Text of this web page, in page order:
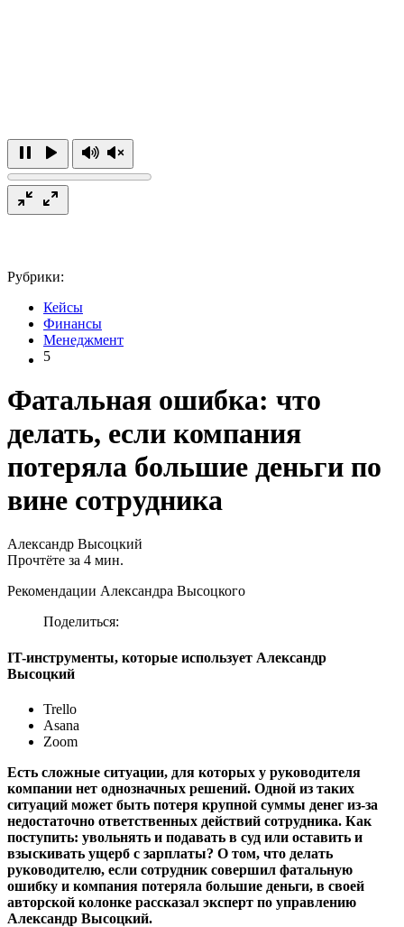
Рубрики:
Кейсы
Финансы
Менеджмент
5
Фатальная ошибка: что
делать, если компания
потеряла большие деньги по
вине сотрудника
Александр Высоцкий
Прочтёте за 4 мин.
Рекомендации Александра Высоцкого
Поделиться:
IT-инструменты, которые использует Александр
Высоцкий
Trello
Asana
Zoom
Есть сложные ситуации, для которых у руководителя
компании нет однозначных решений. Одной из таких
ситуаций может быть потеря крупной суммы денег из-за
недостаточно ответственных действий сотрудника. Как
поступить: увольнять и подавать в суд или оставить и
взыскивать ущерб с зарплаты? О том, что делать
руководителю, если сотрудник совершил фатальную
ошибку и компания потеряла большие деньги, в своей
авторской колонке рассказал эксперт по управлению
Александр Высоцкий.